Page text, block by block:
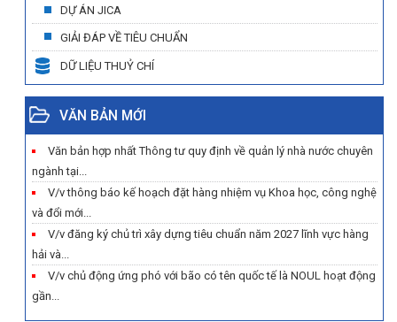
DỰ ÁN JICA
GIẢI ĐÁP VỀ TIÊU CHUẨN
DỮ LIỆU THUỶ CHÍ
VĂN BẢN MỚI
Văn bản hợp nhất Thông tư quy định về quản lý nhà nước chuyên
ngành tại...
V/v thông báo kế hoạch đặt hàng nhiệm vụ Khoa học, công nghệ
và đổi mới...
V/v đăng ký chủ trì xây dựng tiêu chuẩn năm 2027 lĩnh vực hàng
hải và...
V/v chủ động ứng phó với bão có tên quốc tế là NOUL hoạt động
gần...